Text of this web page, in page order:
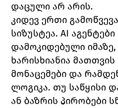
დაცული არ არის.
კიდევ ერთი
სიზუსტეა. AI
დამოკიდებული
ხარისხიანია
მონაცემები და
ლოგიკა. თუ საწყისი
ან ბაზრის პირობები